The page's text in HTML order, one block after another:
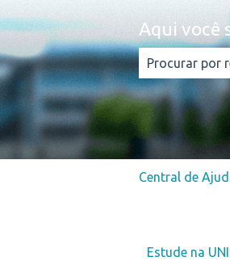
Aqui você
Não há
Central de
Estude na